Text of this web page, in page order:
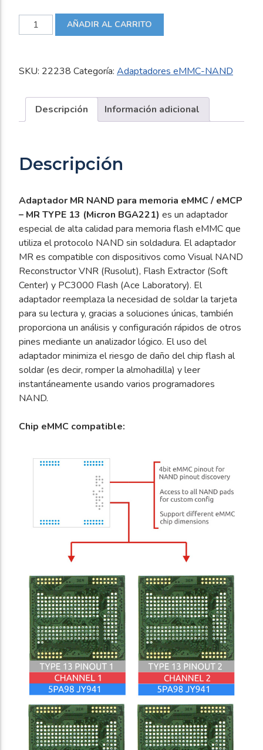
Adaptador
MR
memoria
eMCP
TYPE
BGA221)
cantidad
AÑADIR AL CARRITO
SKU: 22238 Categoría: Adaptadores eMMC-NAND
Descripción Información adicional
Descripción
Adaptador MR NAND para memoria eMMC / eMCP
– MR TYPE 13 (Micron BGA221) es un adaptador
especial de alta calidad para memoria flash eMMC que
utiliza el protocolo NAND sin soldadura. El adaptador
MR es compatible con dispositivos como Visual NAND
Reconstructor VNR (Rusolut), Flash Extractor (Soft
Center) y PC3000 Flash (Ace Laboratory). El
adaptador reemplaza la necesidad de soldar la tarjeta
para su lectura y, gracias a soluciones únicas, también
proporciona un análisis y configuración rápidos de otros
pines mediante un analizador lógico. El uso del
adaptador minimiza el riesgo de daño del chip flash al
soldar (es decir, romper la almohadilla) y leer
instantáneamente usando varios programadores
NAND.
Chip eMMC compatible: